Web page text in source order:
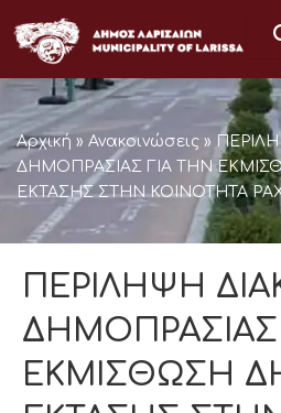
στο
περιεχόμενο
Αρχική » Ανακοινώσεις »
ΔΗΜΟΠΡΑΣΙΑΣ ΓΙΑ ΤΗΝ
ΕΚΤΑΣΗΣ ΣΤΗΝ ΚΟΙΝΟΤΗΤΑ
ΠΕΡΙΛΗΨΗ
ΔΗΜΟΠΡΑΣΙΑΣ
ΕΚΜΙΣΘΩΣΗ